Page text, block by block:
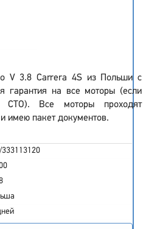
V 3.8 Carrera 4S из Польши с
гарантия на все моторы (если
СТО). Все моторы проходят
имею пакет документов.
333113120